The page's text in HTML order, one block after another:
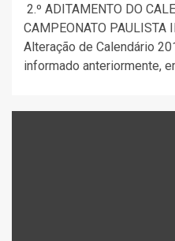
2.º ADITAMENTO DO
CAMPEONATO PAULISTA
Alteração de Calendário
informado anteriormente,